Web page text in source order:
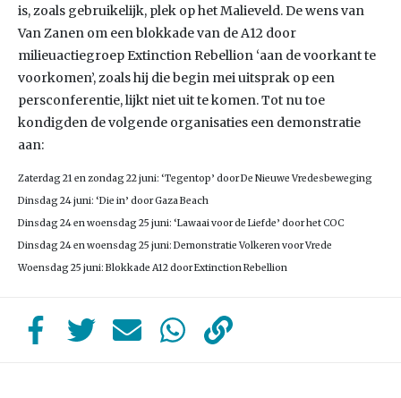
is, zoals gebruikelijk, plek op het Malieveld. De wens van
Van Zanen om een blokkade van de A12 door
milieuactiegroep Extinction Rebellion ‘aan de voorkant te
voorkomen’, zoals hij die begin mei uitsprak op een
persconferentie, lijkt niet uit te komen. Tot nu toe
kondigden de volgende organisaties een demonstratie
aan:
Zaterdag 21 en zondag 22 juni: ‘Tegentop’ door De Nieuwe Vredesbeweging
Dinsdag 24 juni: ‘Die in’ door Gaza Beach
Dinsdag 24 en woensdag 25 juni: ‘Lawaai voor de Liefde’ door het COC
Dinsdag 24 en woensdag 25 juni: Demonstratie Volkeren voor Vrede
Woensdag 25 juni: Blokkade A12 door Extinction Rebellion